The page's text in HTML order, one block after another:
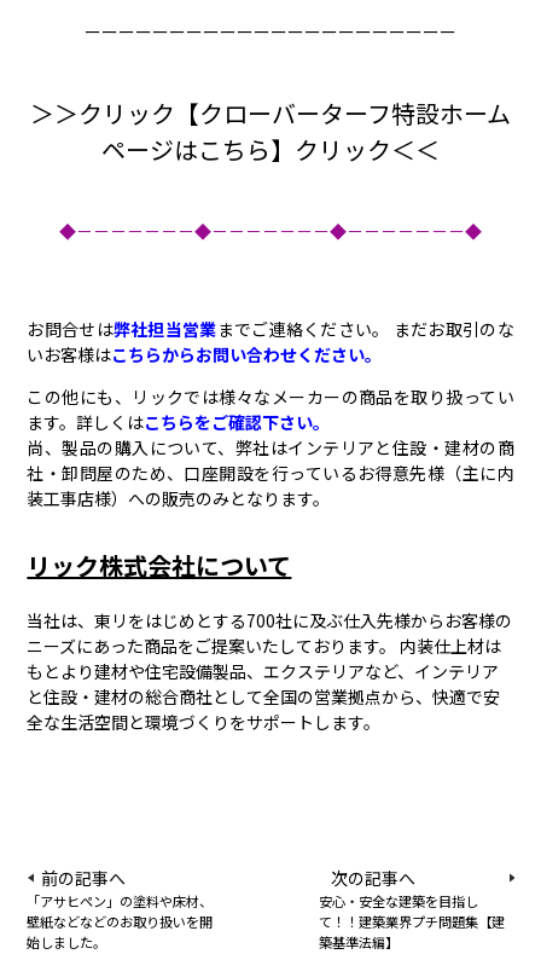
ーーーーーーーーーーーーーーーーーーーーーー
＞＞クリック【クローバーターフ特設ホーム
ページはこちら】クリック＜＜
◆－－－－－－－◆－－－－－－－◆－－－－－－－◆
お問合せは弊社担当営業までご連絡ください。 まだお取引のな
いお客様はこちらからお問い合わせください。
この他にも、リックでは様々なメーカーの商品を取り扱ってい
ます。詳しくはこちらをご確認下さい。
尚、製品の購入について、弊社はインテリアと住設・建材の商
社・卸問屋のため、口座開設を行っているお得意先様（主に内
装工事店様）への販売のみとなります。
リック株式会社について
当社は、東リをはじめとする700社に及ぶ仕入先様からお客様の
ニーズにあった商品をご提案いたしております。 内装仕上材は
もとより建材や住宅設備製品、エクステリアなど、インテリア
と住設・建材の総合商社として全国の営業拠点から、快適で安
全な生活空間と環境づくりをサポートします。
前の記事へ
「アサヒペン」の塗料や床材、
壁紙などなどのお取り扱いを開
始しました。
次の記事へ
安心・安全な建築を目指し
て！！建築業界プチ問題集【建
築基準法編】